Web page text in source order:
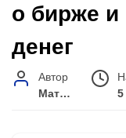
о бирже
денег
Автор
Матвей Иванов
5